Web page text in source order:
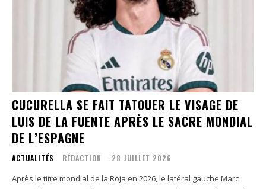
CUCURELLA SE FAIT TATOUER LE VISAGE DE
LUIS DE LA FUENTE APRÈS LE SACRE MONDIAL
DE L’ESPAGNE
ACTUALITÉS RÉDACTION - 28 JUILLET 2026
Après le titre mondial de la Roja en 2026, le latéral gauche Marc